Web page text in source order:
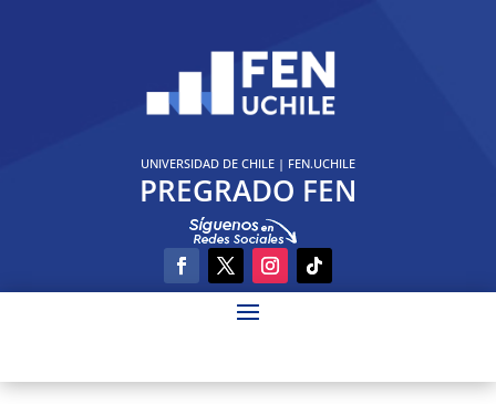
UNIVERSIDAD DE CHILE| FEN.UCHILE
PREGRADO FEN